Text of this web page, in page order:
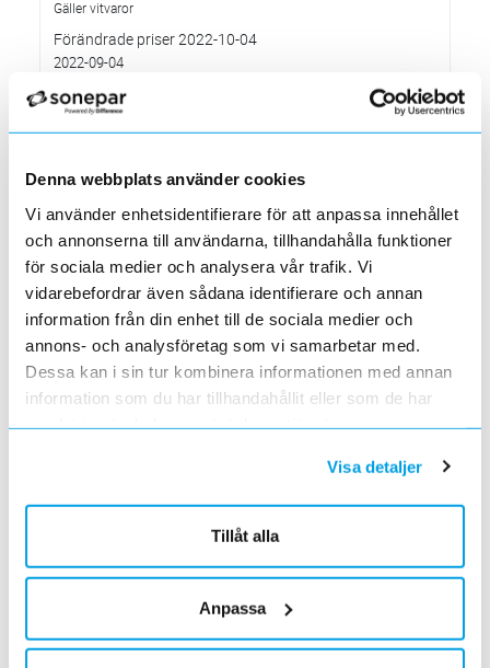
Denna webbplats använder cookies
Vi använder enhetsidentifierare för att anpassa innehållet
och annonserna till användarna, tillhandahålla funktioner
för sociala medier och analysera vår trafik. Vi
vidarebefordrar även sådana identifierare och annan
information från din enhet till de sociala medier och
annons- och analysföretag som vi samarbetar med.
Dessa kan i sin tur kombinera informationen med annan
information som du har tillhandahållit eller som de har
samlat in när du har använt deras tjänster.
Visa detaljer
Tillåt alla
Anpassa
Gäller vitvaror
Förändrade priser 2022-10-04
2022-09-04
Välkommen till våra nya lokaler i Södertälje
2022-05-31
Förändrade priser 2022-06-30
Grundkurs för installatörer av Charge Amps produkter
2022-04-01
En grundläggande certifieringsutbildning för installatörer
Förändrade priser 2022-05-01
2022-03-31
Med anledning av stigande råvarupriser.
Ecovadis ger Elektroskandia högsta betyg inom
hållbarhetsarbete
2022-03-21
Elektroskandia högsta möjliga betyg, Platina, för företagets
har Elektroskandia adresserat och tagit avstånd från alla
pågående affärsrelationer med Ryssland & Belarus.
Förändrade priser 2022-04-01
2022-03-01